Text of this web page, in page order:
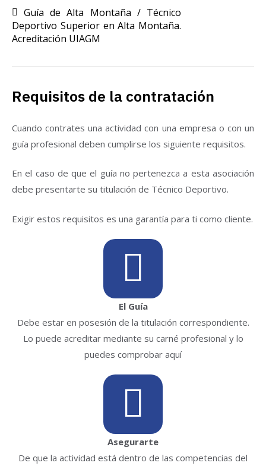
Guía de Alta Montaña / Técnico
Deportivo Superior en Alta Montaña.
Acreditación UIAGM
Requisitos de la contratación
Cuando contrates una actividad con una empresa o con un
guía profesional deben cumplirse los siguiente requisitos.
En el caso de que el guía no pertenezca a esta asociación
debe presentarte su titulación de Técnico Deportivo.
Exigir estos requisitos es una garantía para ti como cliente.
El Guía
Debe estar en posesión de la titulación correspondiente.
Lo puede acreditar mediante su carné profesional y lo
puedes comprobar aquí
Asegurarte
De que la actividad está dentro de las competencias del